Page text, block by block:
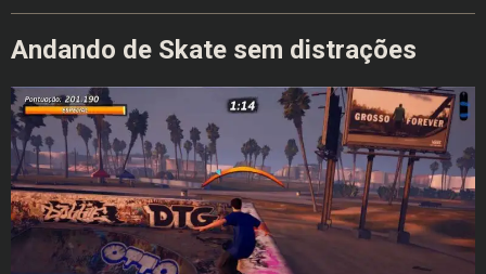
Andando de Skate sem distrações